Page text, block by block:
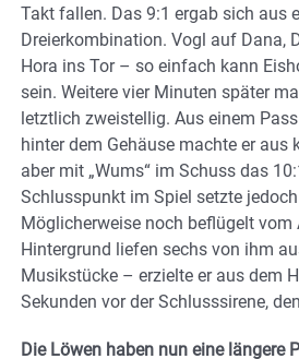
Takt fallen. Das 9:1 ergab sich aus
Dreierkombination. Vogl auf Dana,
Hora ins Tor – so einfach kann
sein. Weitere vier Minuten später
letztlich zweistellig. Aus einem
hinter dem Gehäuse machte er aus
aber mit „Wums“ im Schuss das
Schlusspunkt im Spiel setzte
Möglicherweise noch beflügelt
Hintergrund liefen sechs von ihm
Musikstücke – erzielte er aus dem
Sekunden vor der Schlusssirene,
Die Löwen haben nun eine längere